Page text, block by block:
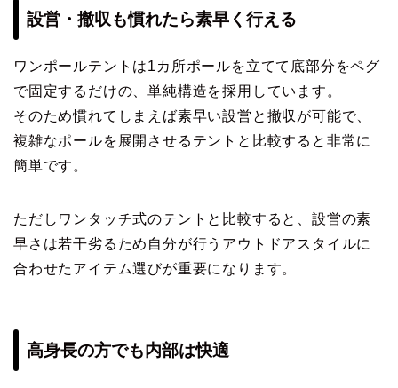
設営・撤収も慣れたら素早く行える
ワンポールテントは1カ所ポールを立てて底部分をペグ
で固定するだけの、単純構造を採用しています。
そのため慣れてしまえば素早い設営と撤収が可能で、
複雑なポールを展開させるテントと比較すると非常に
簡単です。
ただしワンタッチ式のテントと比較すると、設営の素
早さは若干劣るため自分が行うアウトドアスタイルに
合わせたアイテム選びが重要になります。
高身長の方でも内部は快適